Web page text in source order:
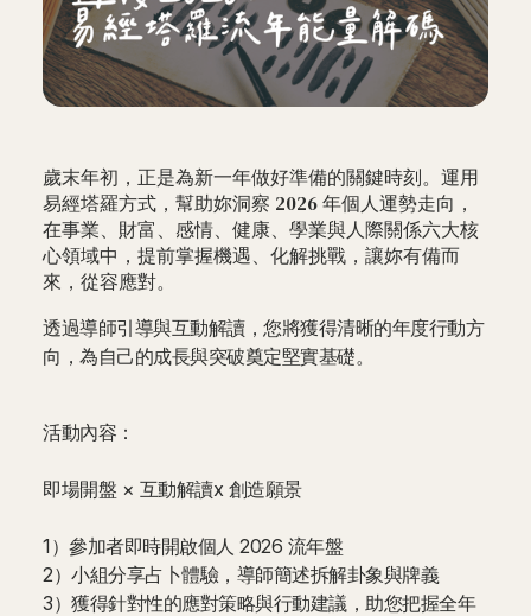
歲末年初，正是為新一年做好準備的關鍵時刻。運用
易經塔羅方式，幫助妳洞察 2026 年個人運勢走向，
在事業、財富、感情、健康、學業與人際關係六大核
心領域中，提前掌握機遇、化解挑戰，讓妳有備而
來，從容應對。
透過導師引導與互動解讀，您將獲得清晰的年度行動方
向，為自己的成長與突破奠定堅實基礎。
活動內容：
即場開盤 × 互動解讀x 創造願景
1）參加者即時開啟個人 2026 流年盤
2）小組分享占卜體驗，導師簡述拆解卦象與牌義
3）獲得針對性的應對策略與行動建議，助您把握全年